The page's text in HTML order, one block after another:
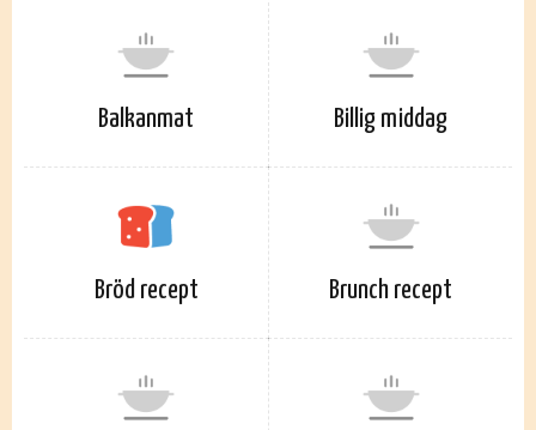
Balkanmat Billig middag
Bröd recept Brunch recept